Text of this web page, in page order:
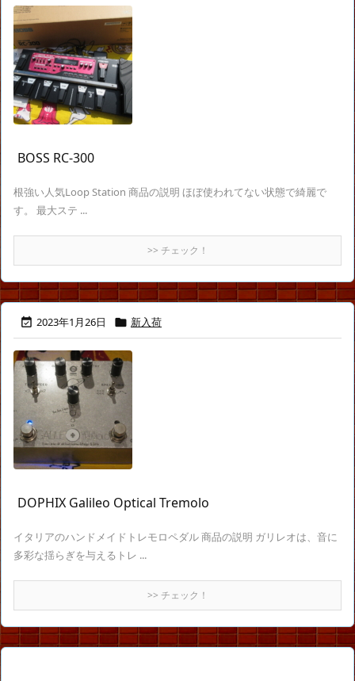
BOSS RC-300
根強い人気Loop Station 商品の説明 ほぼ使われてない状態で綺麗で
す。 最大ステ ...
>> チェック！
 2023年1月26日  新入荷
DOPHIX Galileo Optical Tremolo
イタリアのハンドメイドトレモロペダル 商品の説明 ガリレオは、音に
多彩な揺らぎを与えるトレ ...
>> チェック！